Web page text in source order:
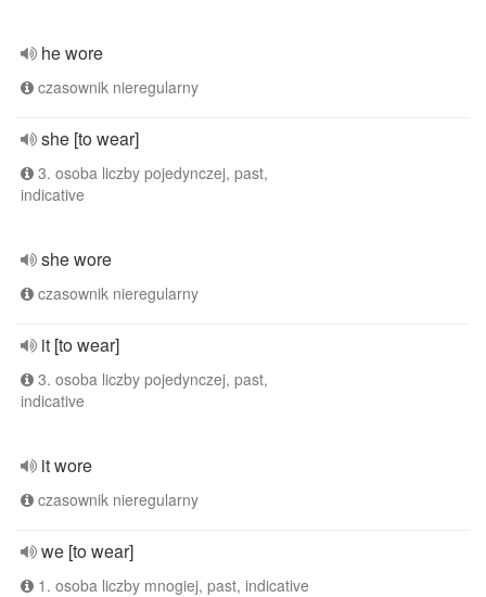
he wore
czasownik nieregularny
she [to wear]
3. osoba liczby pojedynczej, past,
indicative
she wore
czasownik nieregularny
it [to wear]
3. osoba liczby pojedynczej, past,
indicative
it wore
czasownik nieregularny
we [to wear]
1. osoba liczby mnogiej, past, indicative